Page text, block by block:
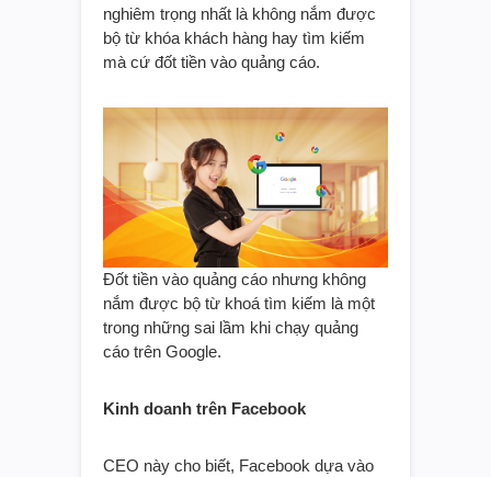
nghiêm trọng nhất là không nắm được
bộ từ khóa khách hàng hay tìm kiếm
mà cứ đốt tiền vào quảng cáo.
Đốt tiền vào quảng cáo nhưng không
nắm được bộ từ khoá tìm kiếm là một
trong những sai lầm khi chạy quảng
cáo trên Google.
Kinh doanh trên Facebook
CEO này cho biết, Facebook dựa vào